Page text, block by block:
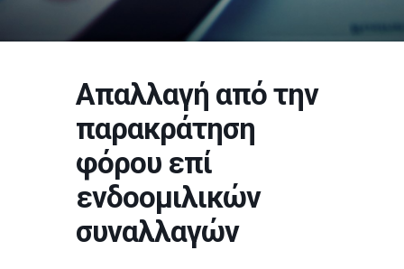
Απαλλαγή από την
παρακράτηση
φόρου επί
ενδοομιλικών
συναλλαγών